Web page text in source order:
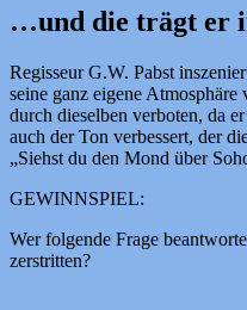
…und die trägt er
Regisseur G.W. Pabst
seine ganz eigene
durch dieselben verboten, da
auch der Ton verbessert, der
„Siehst du den Mond über
GEWINNSPIEL:
Wer folgende Frage
zerstritten?